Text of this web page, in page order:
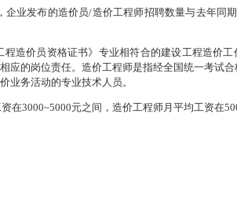
企业发布的造价员/造价工程师招聘数量与去年同
造价员资格证书》专业相符合的建设工程造价工
应的岗位责任。造价工程师是指经全国统一考试
业务活动的专业技术人员。
在3000~5000元之间，造价工程师月平均工资在